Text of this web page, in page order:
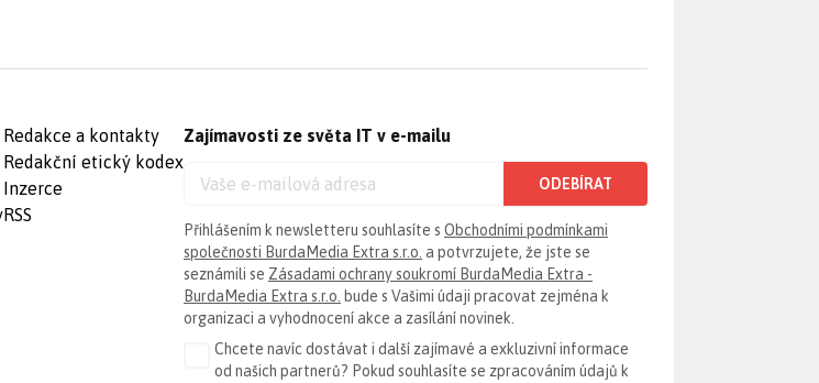
Redakce a kontakty
Redakční etický kodex
Inzerce
RSS
Zajímavosti ze světa IT v e-mailu
ODEBÍRAT
Přihlášením k newsletteru souhlasíte s Obchodními podmínkami
společnosti BurdaMedia Extra s.r.o. a potvrzujete, že jste se
seznámili se Zásadami ochrany soukromí BurdaMedia Extra -
BurdaMedia Extra s.r.o. bude s Vašimi údaji pracovat zejména k
organizaci a vyhodnocení akce a zasílání novinek.
Chcete navíc dostávat i další zajímavé a exkluzivní informace
od našich partnerů? Pokud souhlasíte se zpracováním údajů k